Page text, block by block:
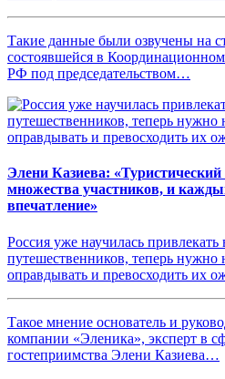
Такие данные были озвучены на
состоявшейся в
РФ под председательством…
Элени Казиева: «Туристический
множества участников, и
впечатление»
Россия уже научилась
путешественников, теперь нужно
оправдывать и превосходить их
Такое мнение основатель и
компании «Эленика», эксперт в
гостеприимства Элени Казиева…